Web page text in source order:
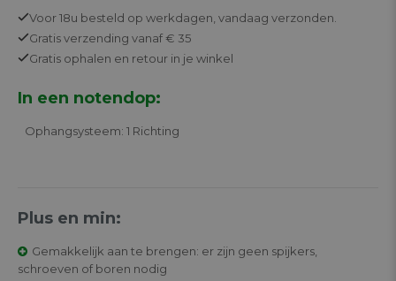
Voor 18u besteld op werkdagen, vandaag verzonden.
Gratisverzending vanaf € 35
Gratis ophalen en retour in je winkel
In een notendop:
Ophangsysteem: 1 Richting
Plus en min:
Gemakkelijk aan te brengen: er zijn geen spijkers,
schroeven of boren nodig